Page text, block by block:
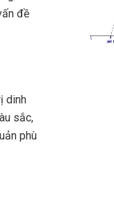
đề
dinh
sắc,
phù